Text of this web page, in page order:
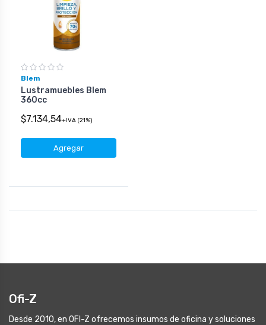
Blem
Lustramuebles Blem
360cc
$7.134,54+IVA (21%)
Agregar
Ofi-Z
Desde 2010, en OFI-Z ofrecemos insumos de oficina y soluciones